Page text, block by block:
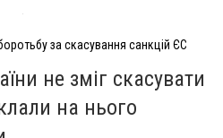
за скасування санкцій ЄС
не зміг скасувати
на нього